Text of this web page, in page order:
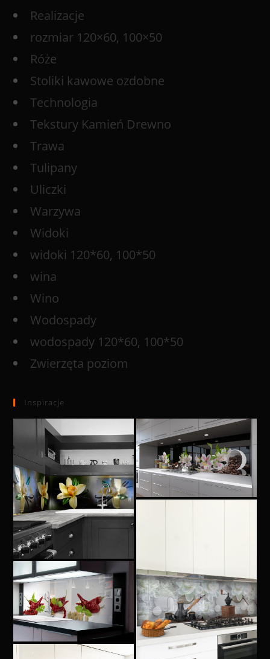
Realizacje
rozmiar 120×60, 100×50
Róże
Stoliki kawowe ozdobne
Technologia
Tekstury Kamień Drewno
Trawa
Tulipany
Uliczki
Warzywa
Widoki
widoki 120*60, 100*50
wina
Wino
Wodospady
wodospady 120*60, 100*50
Zwierzęta poziom
Inspiracje